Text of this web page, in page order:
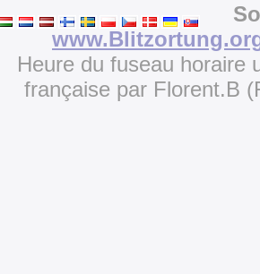
Heure du fuseau horaire
française par Florent.B